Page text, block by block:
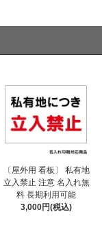
〔屋外用 看板〕 私有地
立入禁止 注意 名入れ無
料 長期利用可能
3,000円(税込)